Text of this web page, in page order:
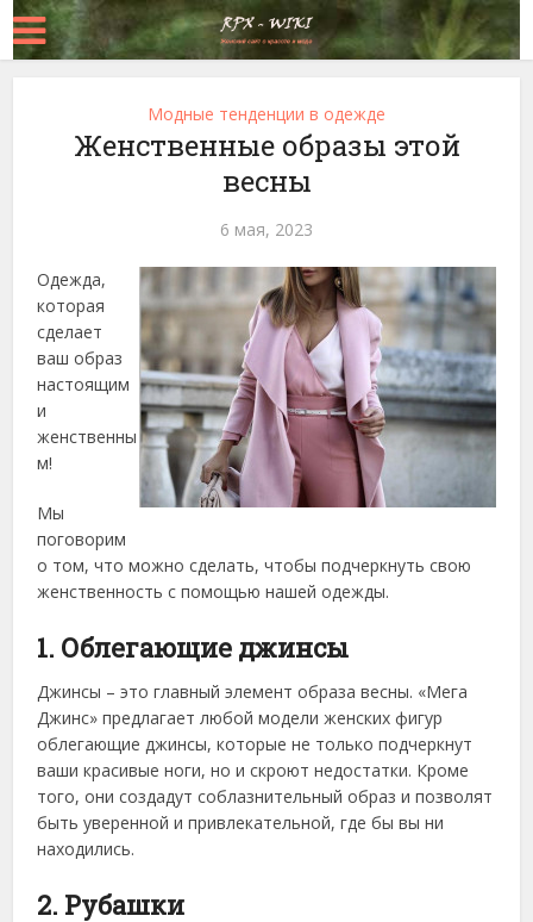
Модные тенденции в одежде
Женственные образы этой
весны
6 мая, 2023
Одежда,
которая
сделает
ваш образ
настоящим
и
женственны
м!
Мы
поговорим
о том, что можно сделать, чтобы подчеркнуть свою
женственность с помощью нашей одежды.
1. Облегающие джинсы
Джинсы – это главный элемент образа весны. «Мега
Джинс» предлагает любой модели женских фигур
облегающие джинсы, которые не только подчеркнут
ваши красивые ноги, но и скроют недостатки. Кроме
того, они создадут соблазнительный образ и позволят
быть уверенной и привлекательной, где бы вы ни
находились.
2. Рубашки